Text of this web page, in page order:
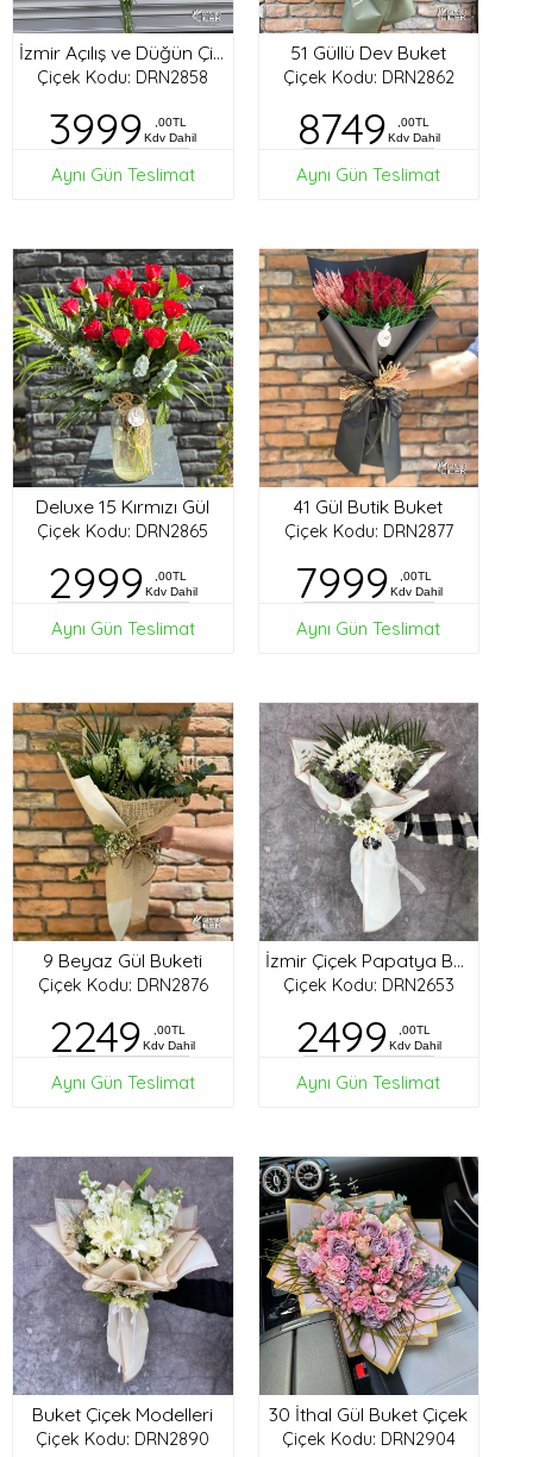
İzmir Açılış ve Düğün Çiçekleri
Çiçek Kodu: DRN2858
3999
,00TL
Kdv Dahil
Aynı Gün Teslimat
51 Güllü Dev Buket
Çiçek Kodu: DRN2862
8749
,00TL
Kdv Dahil
Aynı Gün Teslimat
Deluxe 15 Kırmızı Gül
Çiçek Kodu: DRN2865
2999
,00TL
Kdv Dahil
Aynı Gün Teslimat
41 Gül Butik Buket
Çiçek Kodu: DRN2877
7999
,00TL
Kdv Dahil
Aynı Gün Teslimat
9 Beyaz Gül Buketi
Çiçek Kodu: DRN2876
2249
,00TL
Kdv Dahil
Aynı Gün Teslimat
İzmir Çiçek Papatya Buketi
Çiçek Kodu: DRN2653
2499
,00TL
Kdv Dahil
Aynı Gün Teslimat
Buket Çiçek Modelleri
Çiçek Kodu: DRN2890
30 İthal Gül Buket Çiçek
Çiçek Kodu: DRN2904